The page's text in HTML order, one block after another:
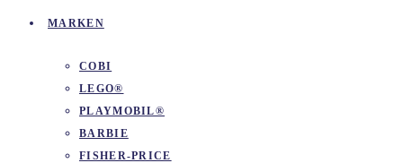
MARKEN
COBI
LEGO®
PLAYMOBIL®
BARBIE
FISHER-PRICE